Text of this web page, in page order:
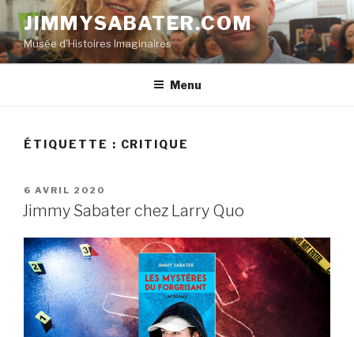
Aller
au
contenu
principal
JIMMYSABATER.COM
Musée d'Histoires Imaginaires
Menu
ÉTIQUETTE : CRITIQUE
PUBLIÉ
LE
6 AVRIL 2020
Jimmy Sabater chez Larry Quo